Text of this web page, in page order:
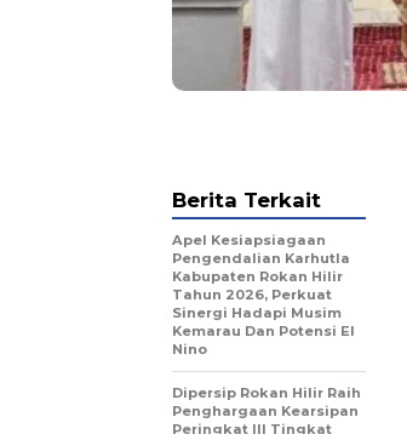
Berita Terkait
Apel Kesiapsiagaan
Pengendalian Karhutla
Kabupaten Rokan Hilir
Tahun 2026, Perkuat
Sinergi Hadapi Musim
Kemarau Dan Potensi El
Nino
Dipersip Rokan Hilir Raih
Penghargaan Kearsipan
Peringkat III Tingkat